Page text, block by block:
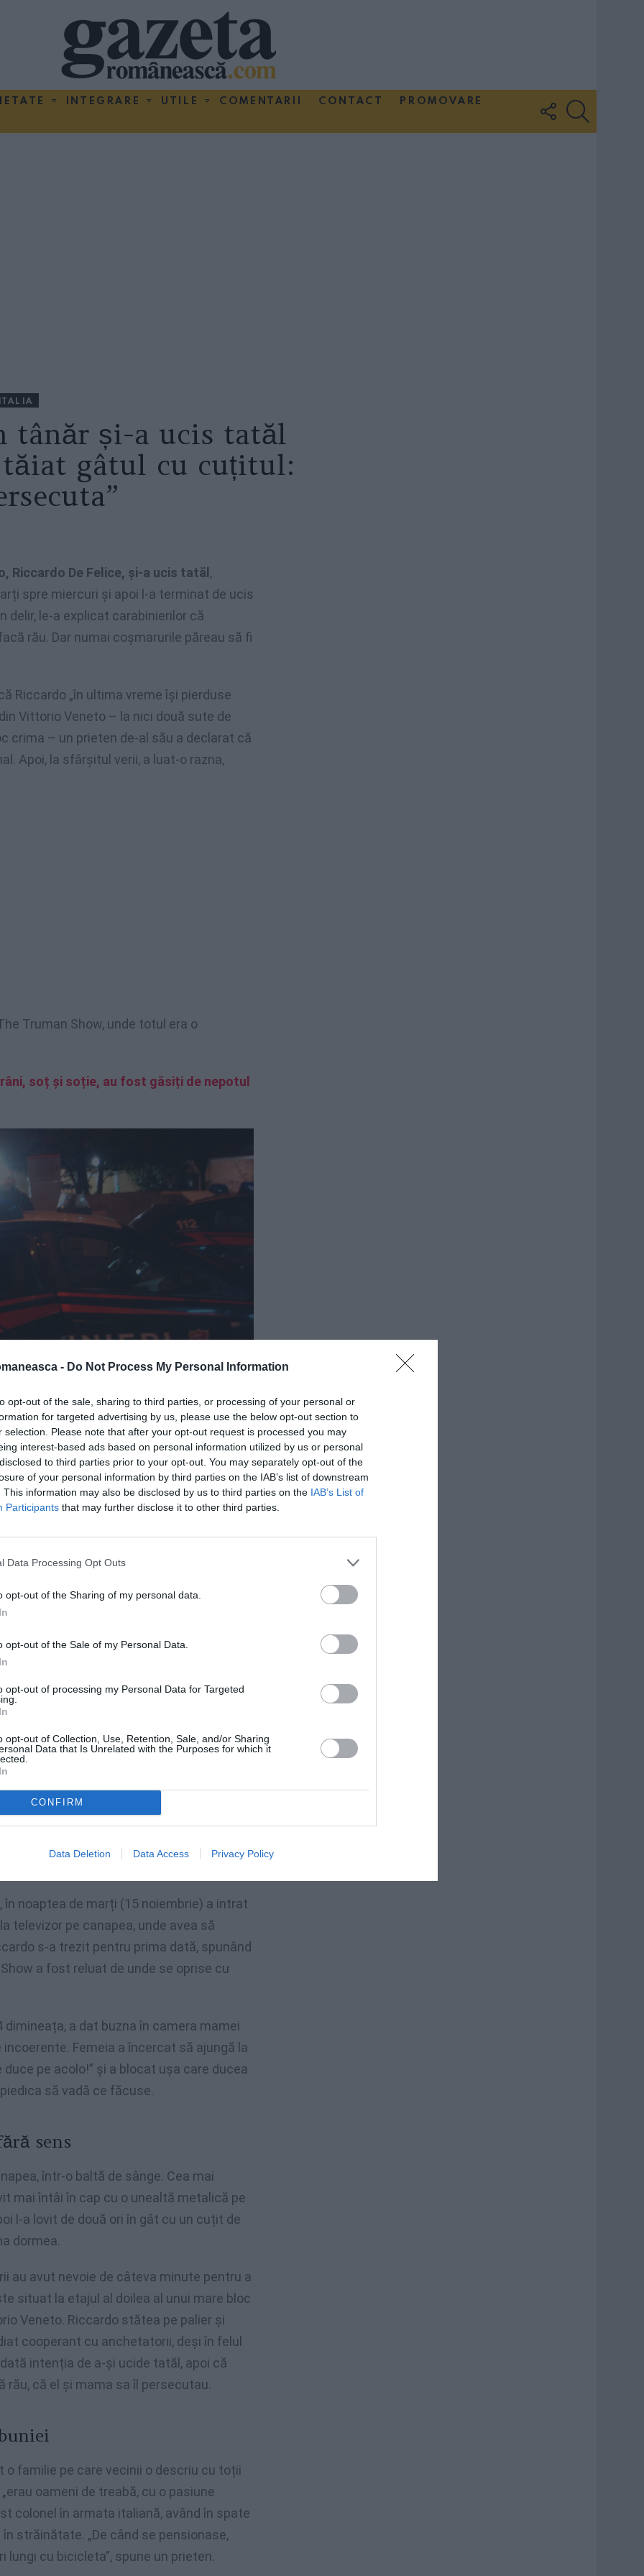
- Do Not Process My Personal Information
opt-out of the sale, sharing to third parties, or processing of your personal or
for targeted advertising by us, please use the below opt-out section to
selection. Please note that after your opt-out request is processed you may
interest-based ads based on personal information utilized by us or personal
to third parties prior to your opt-out. You may separately opt-out of the
of your personal information by third parties on the IAB’s list of downstream
This information may also be disclosed by us to third parties on the IAB’s List of
Participants that may further disclose it to other third parties.
Data Processing Opt Outs
opt-out of the Sharing of my personal data.
opt-out of the Sale of my Personal Data.
opt-out of processing my Personal Data for Targeted
opt-out of Collection, Use, Retention, Sale, and/or Sharing
Data that Is Unrelated with the Purposes for which it
CONFIRM
Data Deletion Data Access Privacy Policy
INTEGRARE UTILE COMENTARII CONTACT
PROMOVARE
FOLLOW
US
ITALIA
tânăr și-a ucis tatăl
gâtul cu cuțitul:
Riccardo De Felice, și-a ucis tatăl ,
spre miercuri și apoi l-a terminat de ucis
delir, le-a explicat carabinierilor că
rău. Dar numai coșmarurile păreau să fi
Riccardo „în ultima vreme își pierduse
Vittorio Veneto – la nici două sute de
crima – un prieten de-al său a declarat că
Apoi, la sfârșitul verii, a luat-o razna,
Truman Show, unde totul era o
soț și soție, au fost găsiți de nepotul
a ucis tatăl
propria-i minte. „S-a certat cu toată lumea,
cu noi, care îl cunoșteam de o viață.
cu el: i-a spus că tocmai își pierduse
că vrea să se sinucidă…”.
anchetatorilor – De Felice a contactat și
‘Dar înainte de această seară, el nu
Ea a fost cea care a dat alarma, ieri
din Vittorio Veneto și a
dăduse recent semne de
său
când tatăl său, Francesco – un soldat
toscană – l-a ajuns din urmă pe
a refuzat să se urce în mașină. Mama lui,
să-l ia dintr-un bar, convingându-l să
noaptea de marți (15 noiembrie) a intrat
televizor pe canapea, unde avea să
s-a trezit pentru prima dată, spunând
a fost reluat de unde se oprise cu
dimineața, a dat buzna în camera mamei
Femeia a încercat să ajungă la
pe acolo!” și a blocat ușa care ducea
să vadă ce făcuse.
sens
într-o baltă de sânge. Cea mai
mai întâi în cap cu o unealtă metalică pe
l-a lovit de două ori în gât cu un cuțit de
dormea.
au avut nevoie de câteva minute pentru a
situat la etajul al doilea al unui mare bloc
Veneto. Riccardo stătea pe palier și
cooperant cu anchetatorii, deși în felul
intenția de a-și ucide tatăl, apoi că
că el și mama sa îl persecutau.
o familie pe care vecinii o descriu cu toții
oameni de treabă, cu o pasiune
colonel în armata italiană, având în spate
străinătate. „De când se pensionase,
cu bicicleta”, spune un prieten.